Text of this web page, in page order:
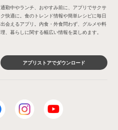
通勤中やランチ、おやすみ前に、アプリでサクサ
ク快適に。食のトレンド情報や簡単レシピに毎日
出会えるアプリ。内食・外食問わず、グルメや料
理、暮らしに関する幅広い情報を楽しめます。
アプリストアでダウンロード